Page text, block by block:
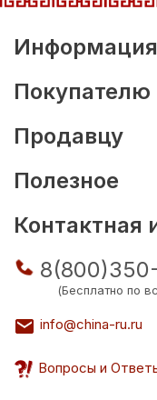
Информация
Покупателю
Продавцу
Полезное
Контактная
(Бесплатно по
info@china-ru.ru
Вопросы и